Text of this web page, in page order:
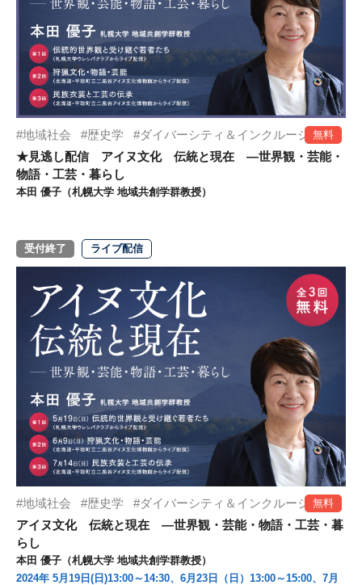
地域社会 歴史学
ダイバーシティ＆インクルージョン
★見逃し配信 アイヌ文化 伝統と現在 ―世界観・芸能・
物語・工芸・暮らし
本田 優子（札幌大学 地域共創学群教授）
無料
受付終了 ライブ配信
地域社会 歴史学
ダイバーシティ＆インクルージョン
アイヌ文化 伝統と現在 ―世界観・芸能・物語・工芸・暮
らし
本田 優子（札幌大学 地域共創学群教授）
2024年 5月19日(日)13:00～14:30、6月23日（日）13:00～15:00、7月
無料